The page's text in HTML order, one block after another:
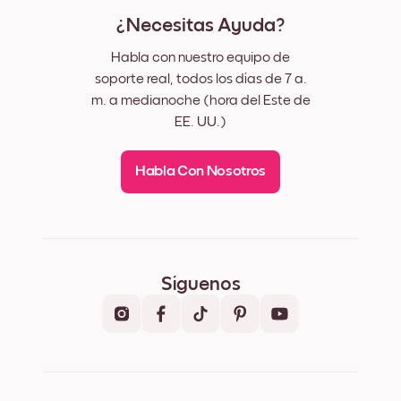
¿Necesitas Ayuda?
Habla con nuestro equipo de
soporte real, todos los días de 7 a.
m. a medianoche (hora del Este de
EE. UU.)
Habla Con Nosotros
Síguenos